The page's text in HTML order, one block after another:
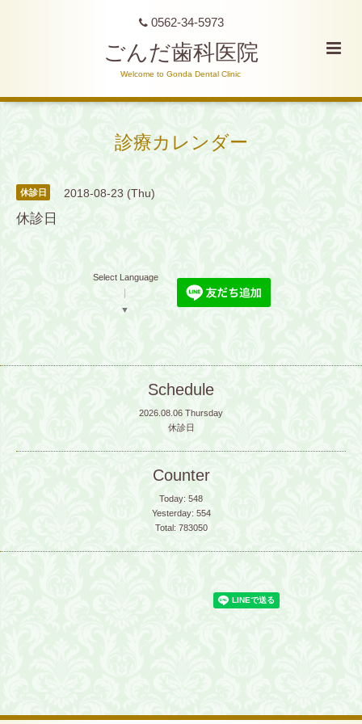
0562-34-5973
ごんだ歯科医院
Welcome to Gonda Dental Clinic
診療カレンダー
休診日 2018-08-23 (Thu)
休診日
Select Language
▼
Schedule
2026.08.06 Thursday
休診日
Counter
Today: 548
Yesterday: 554
Total: 783050